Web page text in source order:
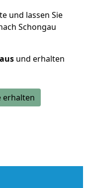
und lassen Sie
Schongau
und erhalten
erhalten